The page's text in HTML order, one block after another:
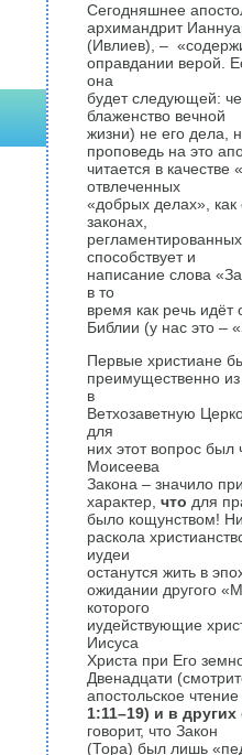
Сегодняшнее
архимандрит
(Ивлиев), –
оправдании верой.
она
будет следующей:
блаженство вечной
жизни) не его дела,
проповедь на это
читается в
отвлеченных
«добрых делах»,
законах,
способствует и
написание слова
в то
время как речь идёт
Библии (у нас это –
Первые христиане
преимущественно
в
Ветхозаветную
для
них этот вопрос был
Моисеева
Закона – значило
характер, что для
было кощунством!
раскола
иудеи
останутся жить в
ожидании другого
которого
иудействующие
Иисуса
Христа при Его
Двенадцати
апостольское
1:11–19) и в других
говорит, что Закон
(Тора) был лишь